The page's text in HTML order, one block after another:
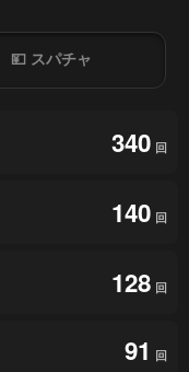
💴 スパチャ
340 回
140 回
128 回
91 回